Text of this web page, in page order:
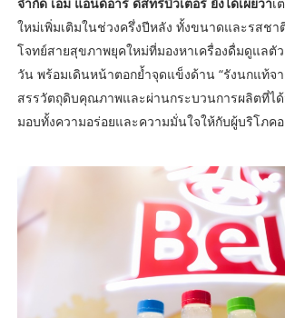
ใหม่เพิ่มเติมในช่วงครึ่งปีหลัง ทั้งขนาดและรสชา
โจทย์สายสุขภาพยุคใหม่ที่มองหาเครื่องดื่มดูแลตั
วัน พร้อมเดินหน้าตอกย้ำจุดแข็งด้าน “รังนกแท้จ
สรรวัตถุดิบคุณภาพและผ่านกระบวนการผลิตที่ได้
มอบทั้งความอร่อยและความมั่นใจให้กับผู้บริโภคอ